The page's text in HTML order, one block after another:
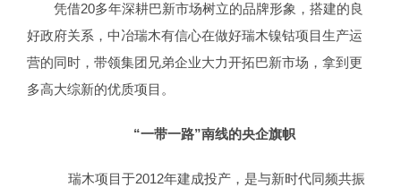
凭借20多年深耕巴新市场树立的品牌形象，搭建的良
好政府关系，中冶瑞木有信心在做好瑞木镍钴项目生产运
营的同时，带领集团兄弟企业大力开拓巴新市场，拿到更
多高大综新的优质项目。
“一带一路”南线的央企旗帜
瑞木项目于2012年建成投产，是与新时代同频共振